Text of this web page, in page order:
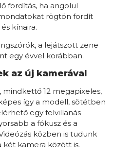
fordítás, ha angolul
rögtön fordít
kínaira.
a lejátszott zene
egy évvel korábban.
az új kamerával
12 megapixeles,
így a modell, sötétben
egy felvillanás
a fókusz és a
közben is tudunk
két kamera között is.